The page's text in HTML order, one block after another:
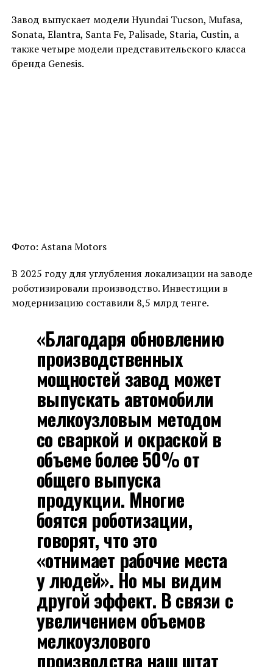
Завод выпускает модели Hyundai Tucson, Mufasa,
Sonata, Elantra, Santa Fe, Palisade, Staria, Custin, а
также четыре модели представительского класса
бренда Genesis.
Фото: Astana Motors
В 2025 году для углубления локализации на заводе
роботизировали производство. Инвестиции в
модернизацию составили 8,5 млрд тенге.
«Благодаря обновлению
производственных
мощностей завод может
выпускать автомобили
мелкоузловым методом
со сваркой и окраской в
объеме более 50% от
общего выпуска
продукции. Многие
боятся роботизации,
говорят, что это
«отнимает рабочие места
у людей». Но мы видим
другой эффект. В связи с
увеличением объемов
мелкоузлового
производства наш штат